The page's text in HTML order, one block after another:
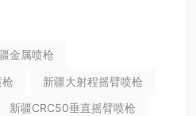
金属喷枪
新疆大射程摇臂喷枪
新疆CRC50垂直摇臂喷枪